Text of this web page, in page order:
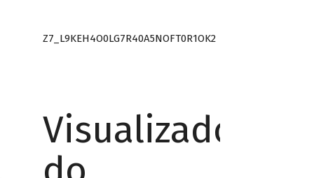
Z7_L9KEH4O0LG7R40A5NOFT0R1OK2
Visualizador